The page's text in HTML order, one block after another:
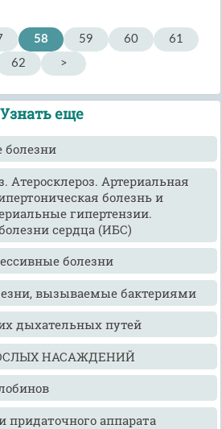
58 59 60
61
62
>
Узнать еще
болезни
Атеросклероз. Артериальная
болезнь и
гипертензии.
сердца (ИБС)
болезни
вызываемые бактериями
дыхательных путей
НАСАЖДЕНИЙ
придаточного аппарата